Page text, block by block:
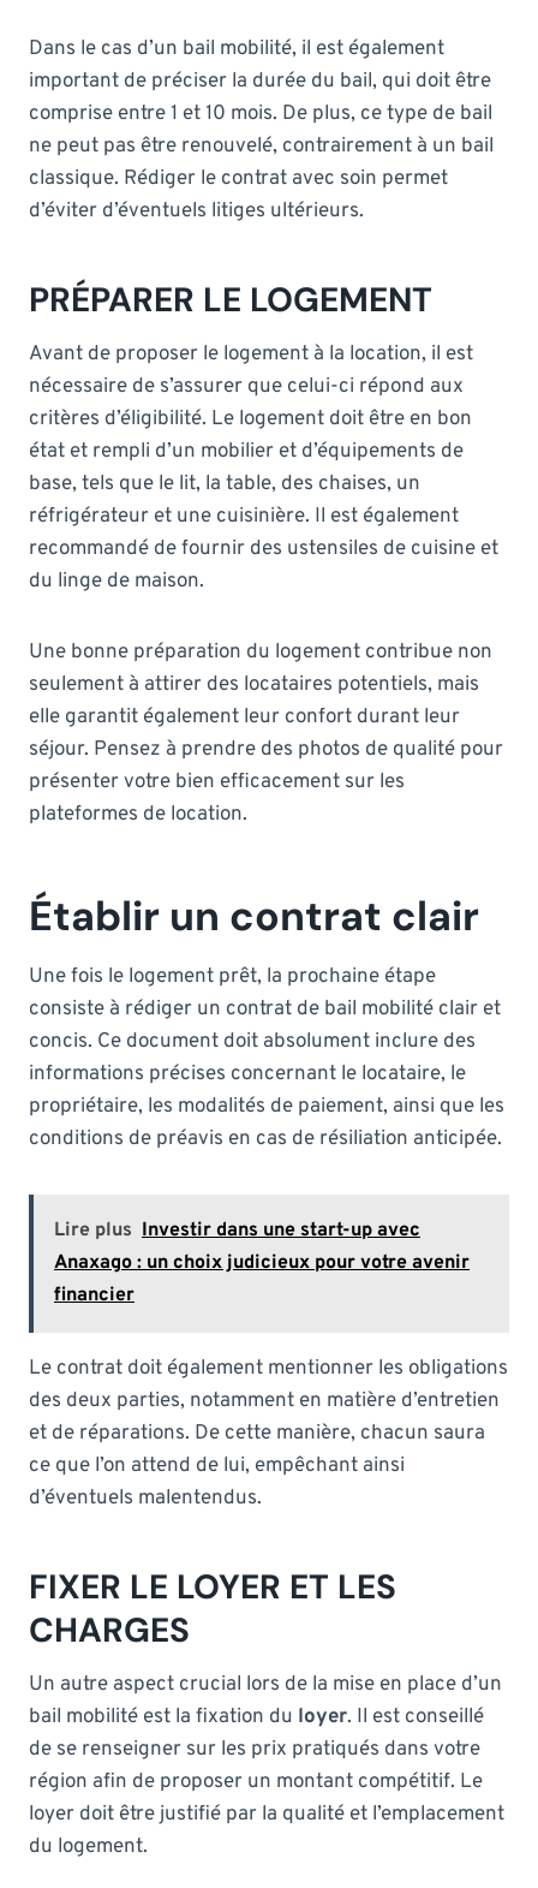
Dans le cas d’un bail mobilité, il est également
important de préciser la durée du bail, qui doit être
comprise entre 1 et 10 mois. De plus, ce type de bail
ne peut pas être renouvelé, contrairement à un bail
classique. Rédiger le contrat avec soin permet
d’éviter d’éventuels litiges ultérieurs.
PRÉPARER LE LOGEMENT
Avant de proposer le logement à la location, il est
nécessaire de s’assurer que celui-ci répond aux
critères d’éligibilité. Le logement doit être en bon
état et rempli d’un mobilier et d’équipements de
base, tels que le lit, la table, des chaises, un
réfrigérateur et une cuisinière. Il est également
recommandé de fournir des ustensiles de cuisine et
du linge de maison.
Une bonne préparation du logement contribue non
seulement à attirer des locataires potentiels, mais
elle garantit également leur confort durant leur
séjour. Pensez à prendre des photos de qualité pour
présenter votre bien efficacement sur les
plateformes de location.
Établir un contrat clair
Une fois le logement prêt, la prochaine étape
consiste à rédiger un contrat de bail mobilité clair et
concis. Ce document doit absolument inclure des
informations précises concernant le locataire, le
propriétaire, les modalités de paiement, ainsi que les
conditions de préavis en cas de résiliation anticipée.
Lire plus Investir dans une start-up avec
Anaxago : un choix judicieux pour votre avenir
financier
Le contrat doit également mentionner les obligations
des deux parties, notamment en matière d’entretien
et de réparations. De cette manière, chacun saura
ce que l’on attend de lui, empêchant ainsi
d’éventuels malentendus.
FIXER LE LOYER ET LES
CHARGES
Un autre aspect crucial lors de la mise en place d’un
bail mobilité est la fixation du loyer. Il est conseillé
de se renseigner sur les prix pratiqués dans votre
région afin de proposer un montant compétitif. Le
loyer doit être justifié par la qualité et l’emplacement
du logement.